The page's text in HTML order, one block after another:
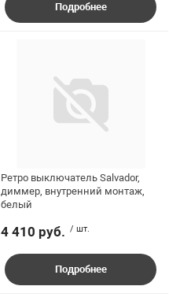
Подробнее
Ретро выключатель Salvador,
диммер, внутренний монтаж,
белый
4 410 руб. / шт.
Подробнее